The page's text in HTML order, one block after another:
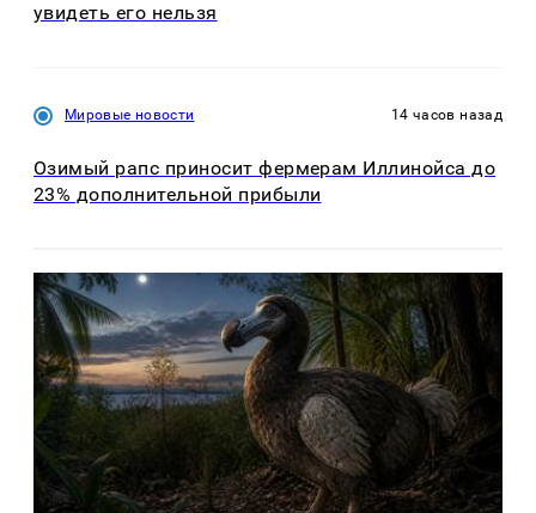
увидеть его нельзя
Мировые новости 14 часов назад
Озимый рапс приносит фермерам Иллинойса до
23% дополнительной прибыли